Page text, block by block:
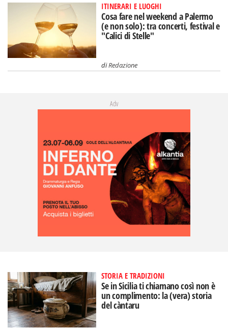
ITINERARI E LUOGHI
Cosa fare nel weekend a Palermo
(e non solo): tra concerti, festival e
"Calici di Stelle"
diRedazione
Adv
STORIA E TRADIZIONI
Se in Sicilia ti chiamano così non è
un complimento: la (vera) storia
del càntaru